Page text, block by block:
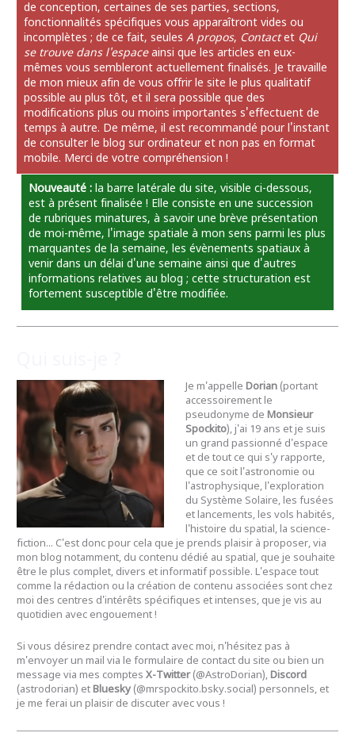
de conception, certaines de ses parties, sections,
fonctionnalités spécifiques vous apparaîtront vides ou
incomplètes ; de ce fait, seulesA propos, Contactet Qui
se trouve dans l'espaceainsi que les articles en eux-
mêmes vous sembleront actuellement finalisés. Je travaille
de mon mieux afin de vous offrir le site le plus qualitatif
possible au plus tôt, et il sera possible que des
modifications plus ou moins importantes s'effectuent de
temps à autre. De même, il est recommandé pour l'instant
de consulter le blog sur ordinateur et non pas en format
mobile. Merci de votre compréhension !
Nouveauté : la barre latérale du site, visible ci-dessous,
est à présent finalisée ! Elle consiste en une succession
de rubriques minatures, à savoir une brève présentation
de moi-même, l'image spatiale à mon sens parmi les plus
marquantes de la semaine, les évènements spatiaux à
venir dans un délai d'une semaine ainsi que d'autres
informations relatives au blog ; cette structuration est
fortement susceptible d'être modifiée.
Je m'appelleDorian (portant
accessoirement le
pseudonyme deMonsieur
Spockito), j'ai 19 ans et je suis
un grand passionné d'espace
et de tout ce qui s'y rapporte,
que ce soit l'astronomie ou
l'astrophysique, l'exploration
du Système Solaire, les fusées
et lancements, les vols habités,
l'histoire du spatial, la science-
fiction... C'est donc pour cela que je prends plaisir à proposer, via
mon blog notamment, du contenu dédié au spatial, que je souhaite
être le plus complet, divers et informatif possible. L'espace tout
comme la rédaction ou la création de contenu associées sont chez
moi des centres d'intérêts spécifiques et intenses, que je vis au
quotidien avec engouement !
Si vous désirez prendre contact avec moi, n'hésitez pas à
m'envoyer un mail via le formulaire de contact du site ou bien un
message via mes comptesX-Twitter(@AstroDorian),Discord
(astrodorian) etBluesky (@mrspockito.bsky.social) personnels, et
je me ferai un plaisir de discuter avec vous !